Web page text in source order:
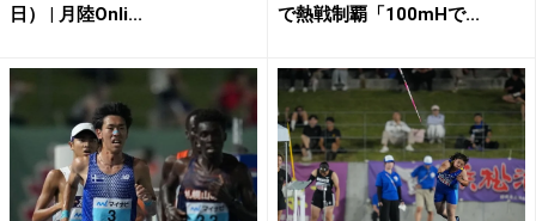
日） | 月陸Onli...
で熱戦制覇「100mHで...